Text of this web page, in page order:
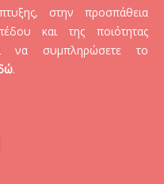
στην προσπάθεια
και της ποιότητας
να συμπληρώσετε το
.